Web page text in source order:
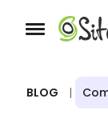
Bottone navigazione
BLOG |